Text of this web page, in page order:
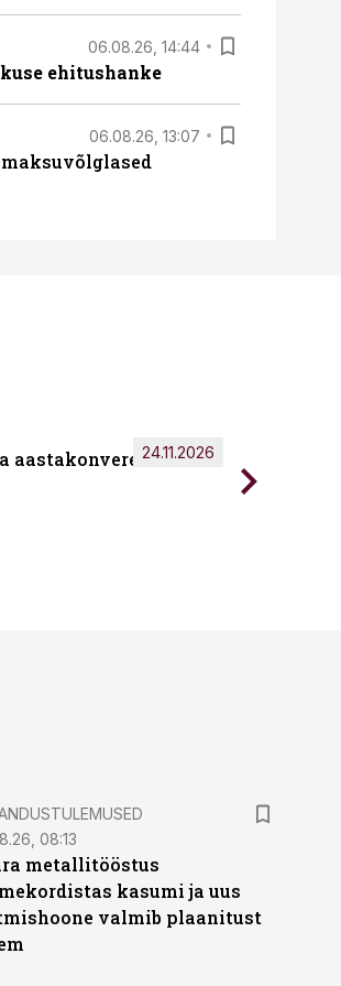
06.08.26, 14:44
ehitushanke
06.08.26, 13:07
maksuvõlglased
aastakonverents 2026
24.11.2026
08:13
metallitööstus
kasumi ja uus
valmib plaanitust